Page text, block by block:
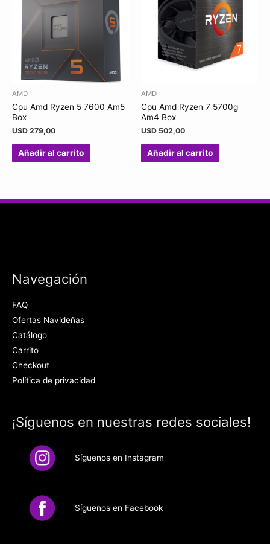
AMD
Cpu Amd Ryzen 5 7600 Am5
Box
USD 279,00
Añadir al carrito
AMD
Cpu Amd Ryzen 7 5700g
Am4 Box
USD 502,00
Añadir al carrito
Navegación
FAQ
Ofertas Navideñas
Catálogo
Carrito
Checkout
Política de privacidad
¡Síguenos en nuestras redes sociales!
Síguenos en Instagram
Síguenos en Facebook